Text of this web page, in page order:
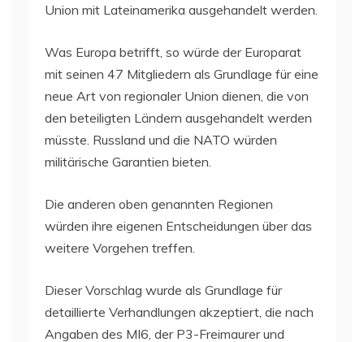
Union mit Lateinamerika ausgehandelt werden.
Was Europa betrifft, so würde der Europarat
mit seinen 47 Mitgliedern als Grundlage für eine
neue Art von regionaler Union dienen, die von
den beteiligten Ländern ausgehandelt werden
müsste. Russland und die NATO würden
militärische Garantien bieten.
Die anderen oben genannten Regionen
würden ihre eigenen Entscheidungen über das
weitere Vorgehen treffen.
Dieser Vorschlag wurde als Grundlage für
detaillierte Verhandlungen akzeptiert, die nach
Angaben des MI6, der P3-Freimaurer und